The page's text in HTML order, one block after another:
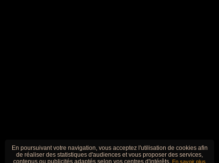
En poursuivant votre navigation, vous acceptez l'utilisation de cookies afin
de réaliser des statistiques d'audiences et vous proposer des services,
contenus ou publicités adaptés selon vos centres d'intérêts. En savoir plus